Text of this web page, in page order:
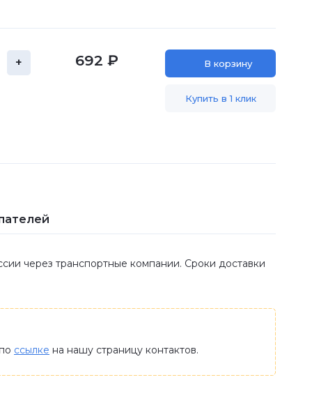
+ 692 ₽ В корзину
Купить в 1 клик
через транспортные компании. Сроки доставки
ссылке на нашу страницу контактов.